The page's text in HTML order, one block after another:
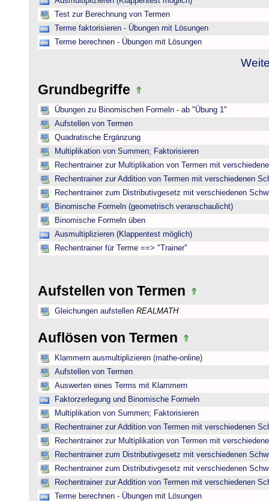
Test zur Berechnung von Termen
Terme faktorisieren - Übungen mit Lösungen
Terme berechnen - Übungen mit Lösungen
Grundbegriffe
Übungen zu Binomischen Formeln - ab "Übung 1"
Aufstellen von Termen
Quadratische Ergänzung
Multiplikation von Summen; Faktorisieren
Rechentrainer zur Multiplikation von Termen mit
Rechentrainer zur Addition von Termen mit verschiedenen
Rechentrainer zum Distributivgesetz mit verschiedenen
Binomische Formeln (geometrisch veranschaulicht)
Binomische Formeln üben
Ausmultiplizieren (Klappentest möglich)
Rechentrainer für Terme ==> "Trainer"
Aufstellen von Termen
Gleichungen aufstellen REALMATH
Auflösen von Termen
Klammern ausmultiplizieren (mathe-online)
Aufstellen von Termen
Auswerten eines Terms mit Klammern
Faktorzerlegung und Binomische Formeln
Multiplikation von Summen; Faktorisieren
Rechentrainer zur Addition von Termen mit verschiedenen
Rechentrainer zur Multiplikation von Termen mit
Rechentrainer zum Distributivgesetz mit verschiedenen
Rechentrainer zum Distributivgesetz mit verschiedenen
Rechentrainer zur Addition von Termen mit verschiedenen
Terme berechnen - Übungen mit Lösungen